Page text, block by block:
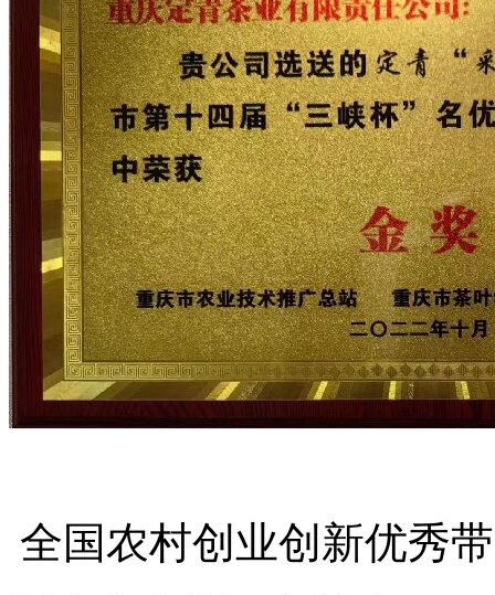
全国农村创业创新优秀